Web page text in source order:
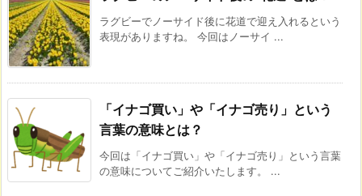
ラグビーでノーサイド後に花道で迎え入れるという
表現がありますね。 今回はノーサイ ...
「イナゴ買い」や「イナゴ売り」という
言葉の意味とは？
今回は「イナゴ買い」や「イナゴ売り」という言葉
の意味についてご紹介いたします。 ...